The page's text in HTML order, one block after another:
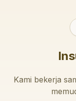
Kami bekerja